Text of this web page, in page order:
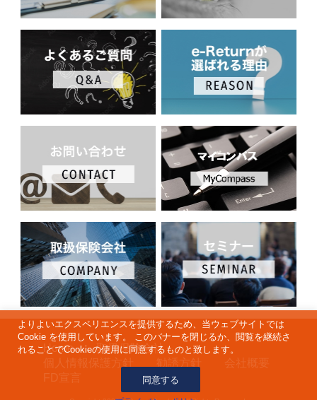
Home
取扱保険会社
個人情報保護方針
勧誘方針
会社概要
FD宣言
よりよいエクスペリエンスを提供するため、当ウェブサイトでは
Cookie を使用しています。 このバナーを閉じるか、閲覧を継続さ
れることでCookieの使用に同意するものと致します。
同意する